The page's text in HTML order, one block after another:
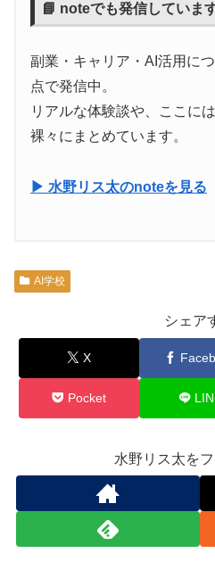
📘 noteでも発信していま
副業・キャリア・AI活用に
点で発信中。
リアルな体験談や、ここに
裸々にまとめています。
▶ 水野リス太のnoteを見る
AI学校
シェア
X
Pocket
水野リス太を